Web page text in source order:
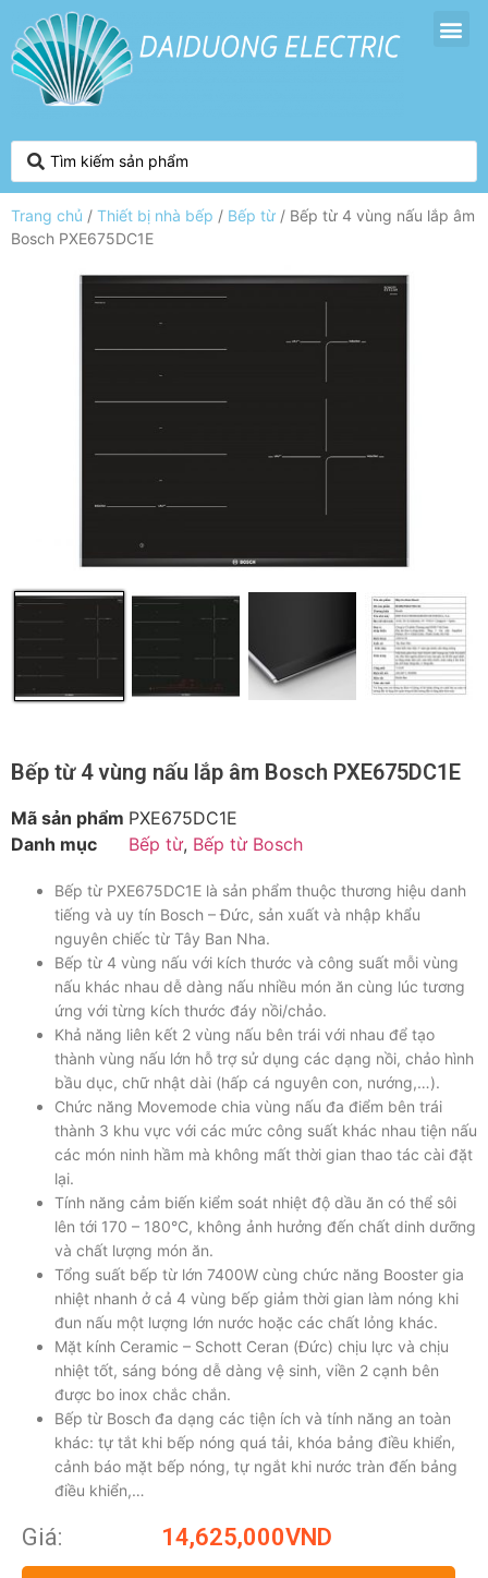
Trang chủ / Thiết bị nhà bếp / Bếp từ / Bếp từ 4 vùng nấu lắp âm
Bosch PXE675DC1E
Bếp từ 4 vùng nấu lắp âm Bosch PXE675DC1E
Mã sản phẩm PXE675DC1E
Danh mục
Bếp từ, Bếp từ Bosch
Bếp từ PXE675DC1E là sản phẩm thuộc thương hiệu danh
tiếng và uy tín Bosch – Đức, sản xuất và nhập khẩu
nguyên chiếc từ Tây Ban Nha.
Bếp từ 4 vùng nấu với kích thước và công suất mỗi vùng
nấu khác nhau dễ dàng nấu nhiều món ăn cùng lúc tương
ứng với từng kích thước đáy nồi/chảo.
Khả năng liên kết 2 vùng nấu bên trái với nhau để tạo
thành vùng nấu lớn hỗ trợ sử dụng các dạng nồi, chảo hình
bầu dục, chữ nhật dài (hấp cá nguyên con, nướng,…).
Chức năng Movemode chia vùng nấu đa điểm bên trái
thành 3 khu vực với các mức công suất khác nhau tiện nấu
các món ninh hầm mà không mất thời gian thao tác cài đặt
lại.
Tính năng cảm biến kiểm soát nhiệt độ dầu ăn có thể sôi
lên tới 170 – 180°C, không ảnh hưởng đến chất dinh dưỡng
và chất lượng món ăn.
Tổng suất bếp từ lớn 7400W cùng chức năng Booster gia
nhiệt nhanh ở cả 4 vùng bếp giảm thời gian làm nóng khi
đun nấu một lượng lớn nước hoặc các chất lỏng khác.
Mặt kính Ceramic – Schott Ceran (Đức) chịu lực và chịu
nhiệt tốt, sáng bóng dễ dàng vệ sinh, viền 2 cạnh bên
được bo inox chắc chắn.
Bếp từ Bosch đa dạng các tiện ích và tính năng an toàn
khác: tự tắt khi bếp nóng quá tải, khóa bảng điều khiển,
cảnh báo mặt bếp nóng, tự ngắt khi nước tràn đến bảng
điều khiển,…
Giá: 14,625,000VND